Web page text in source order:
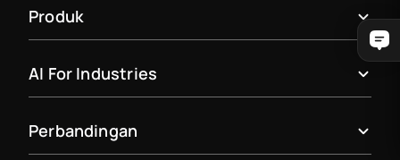
Produk
AI For Industries
Perbandingan